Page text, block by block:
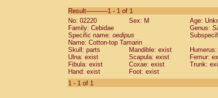
CebidaeSaguinus labiatus(0)
Cebidae Saguinus leucopus (0)
Cebidae
CebidaeSaguinus mystax
Cebidae Saguinus nigricollis (0)
Cebidae Saguinus oedipus
Cebidae Saguinus weddelli
Cebidae Saguinusspp.
Cebidae
Result-----------1 - 1 of 1
No: 02220
Sex: M
Age:
Family: Cebidae
Genus:
Specific name: oedipus
Name: Cotton-top Tamarin
Skull: parts
Mandible: exist
Ulna: exist
Scapula: exist
Femur:
Fibula: exist
Coxae: exist
Trunk:
Hand: exist
Foot: exist
1 - 1 of 1